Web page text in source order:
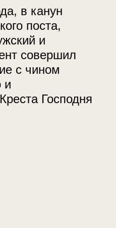
в канун
поста,
и
совершил
с чином
и
Господня